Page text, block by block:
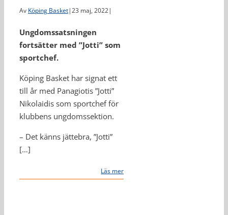
Av Köping Basket|23 maj, 2022|
Ungdomssatsningen
fortsätter med ”Jotti” som
sportchef.
Köping Basket har signat ett
till år med Panagiotis ”Jotti”
Nikolaidis som sportchef för
klubbens ungdomssektion.
– Det känns jättebra, ”Jotti”
[…]
Läs mer